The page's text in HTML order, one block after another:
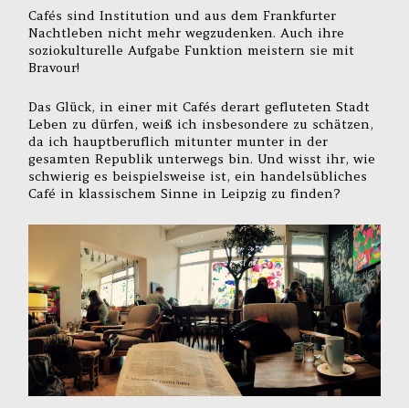
Cafés sind Institution und aus dem Frankfurter
Nachtleben nicht mehr wegzudenken. Auch ihre
soziokulturelle Aufgabe Funktion meistern sie mit
Bravour!
Das Glück, in einer mit Cafés derart gefluteten Stadt
Leben zu dürfen, weiß ich insbesondere zu schätzen,
da ich hauptberuflich mitunter munter in der
gesamten Republik unterwegs bin. Und wisst ihr, wie
schwierig es beispielsweise ist, ein handelsübliches
Café in klassischem Sinne in Leipzig zu finden?